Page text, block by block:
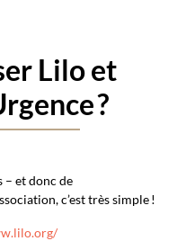
Lilo et
?
– et donc de
c’est très simple !